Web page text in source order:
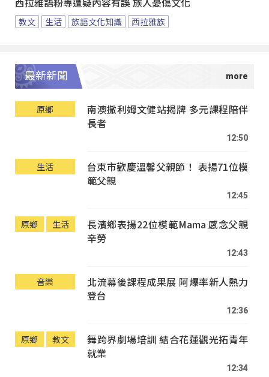
西拉雅語粉專遭疑內容有誤 族人憂傷文化
教文 生活 族語文化知識 西拉雅族
最新新聞
原鄉
南澳撒利姆文健站揭牌 多元課程陪伴
長者
12:50
生活
台東市歡慶溫馨父親節！ 表揚71位模
範父親
12:45
原鄉 生活
長濱鄉表揚22位模範Mama 感念父親
辛勞
12:43
音樂
北流幕後課程成果展 阿爆率新人熱力
登台
12:36
原鄉 教文
舞跨界劇場培訓 結合花蓮觀光拓青年
就業
12:34